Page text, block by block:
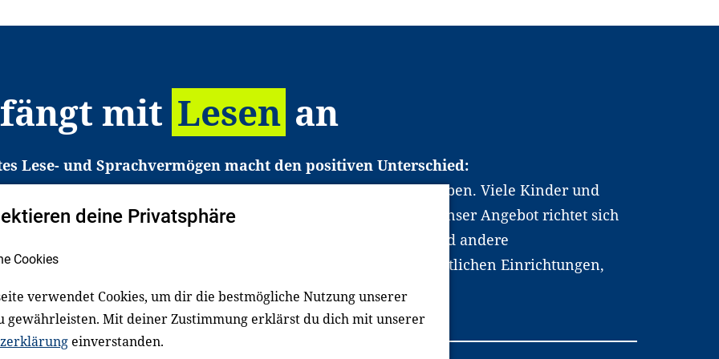
mit Lesen an
Lese- und Sprachvermögen macht den positiven Unterschied:
den Zugang zu Bildung und einem erfolgreichen Berufsleben. Viele Kinder und
in Deutschland haben aber große Schwierigkeiten dabei. Unser Angebot richtet sich
gezielt an Familien sowie an Erzieher*innen, Lehrer*innen und andere
Dafür arbeiten wir eng mit Ministerien, wissenschaftlichen Einrichtungen,
Unternehmen und anderen Stiftungen zusammen.
deine Privatsphäre
Cookies
verwendet Cookies, um dir die bestmögliche Nutzung unserer
gewährleisten. Mit deiner Zustimmung erklärst du dich mit unserer
einverstanden.